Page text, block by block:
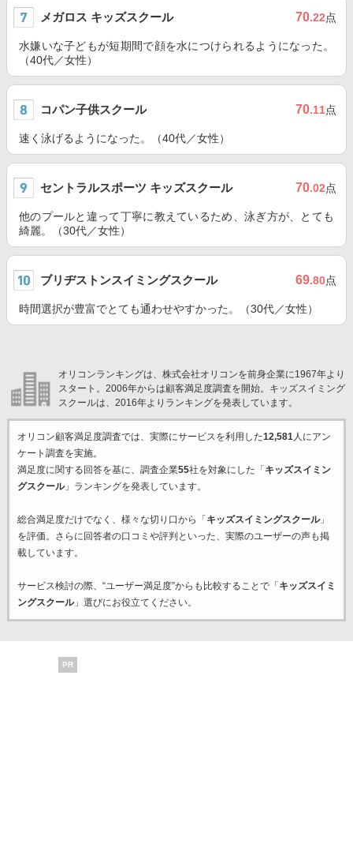
メガロス キッズスクール 70.22点
水嫌いな子どもが短期間で顔を水につけられるようになった。
（40代／女性）
コパン子供スクール 70.11点
速く泳げるようになった。（40代／女性）
セントラルスポーツ キッズスクール 70.02点
他のプールと違って丁寧に教えているため、泳ぎ方が、とても
綺麗。（30代／女性）
ブリヂストンスイミングスクール 69.80点
時間選択が豊富でとても通わせやすかった。（30代／女性）
オリコンランキングは、株式会社オリコンを前身企業に1967年より
スタート。2006年からは顧客満足度調査を開始。キッズスイミング
スクールは、2016年よりランキングを発表しています。
オリコン顧客満足度調査では、実際にサービスを利用した12,581人にアン
ケート調査を実施。
満足度に関する回答を基に、調査企業55社を対象にした「 キッズスイミン
グスクール」ランキングを発表しています。
総合満足度だけでなく、様々な切り口から「 キッズスイミングスクール」
を評価。さらに回答者の口コミや評判といった、実際のユーザーの声も掲
載しています。
サービス検討の際、“ユーザー満足度”からも比較することで「 キッズスイミ
ングスクール」選びにお役立てください。
PR